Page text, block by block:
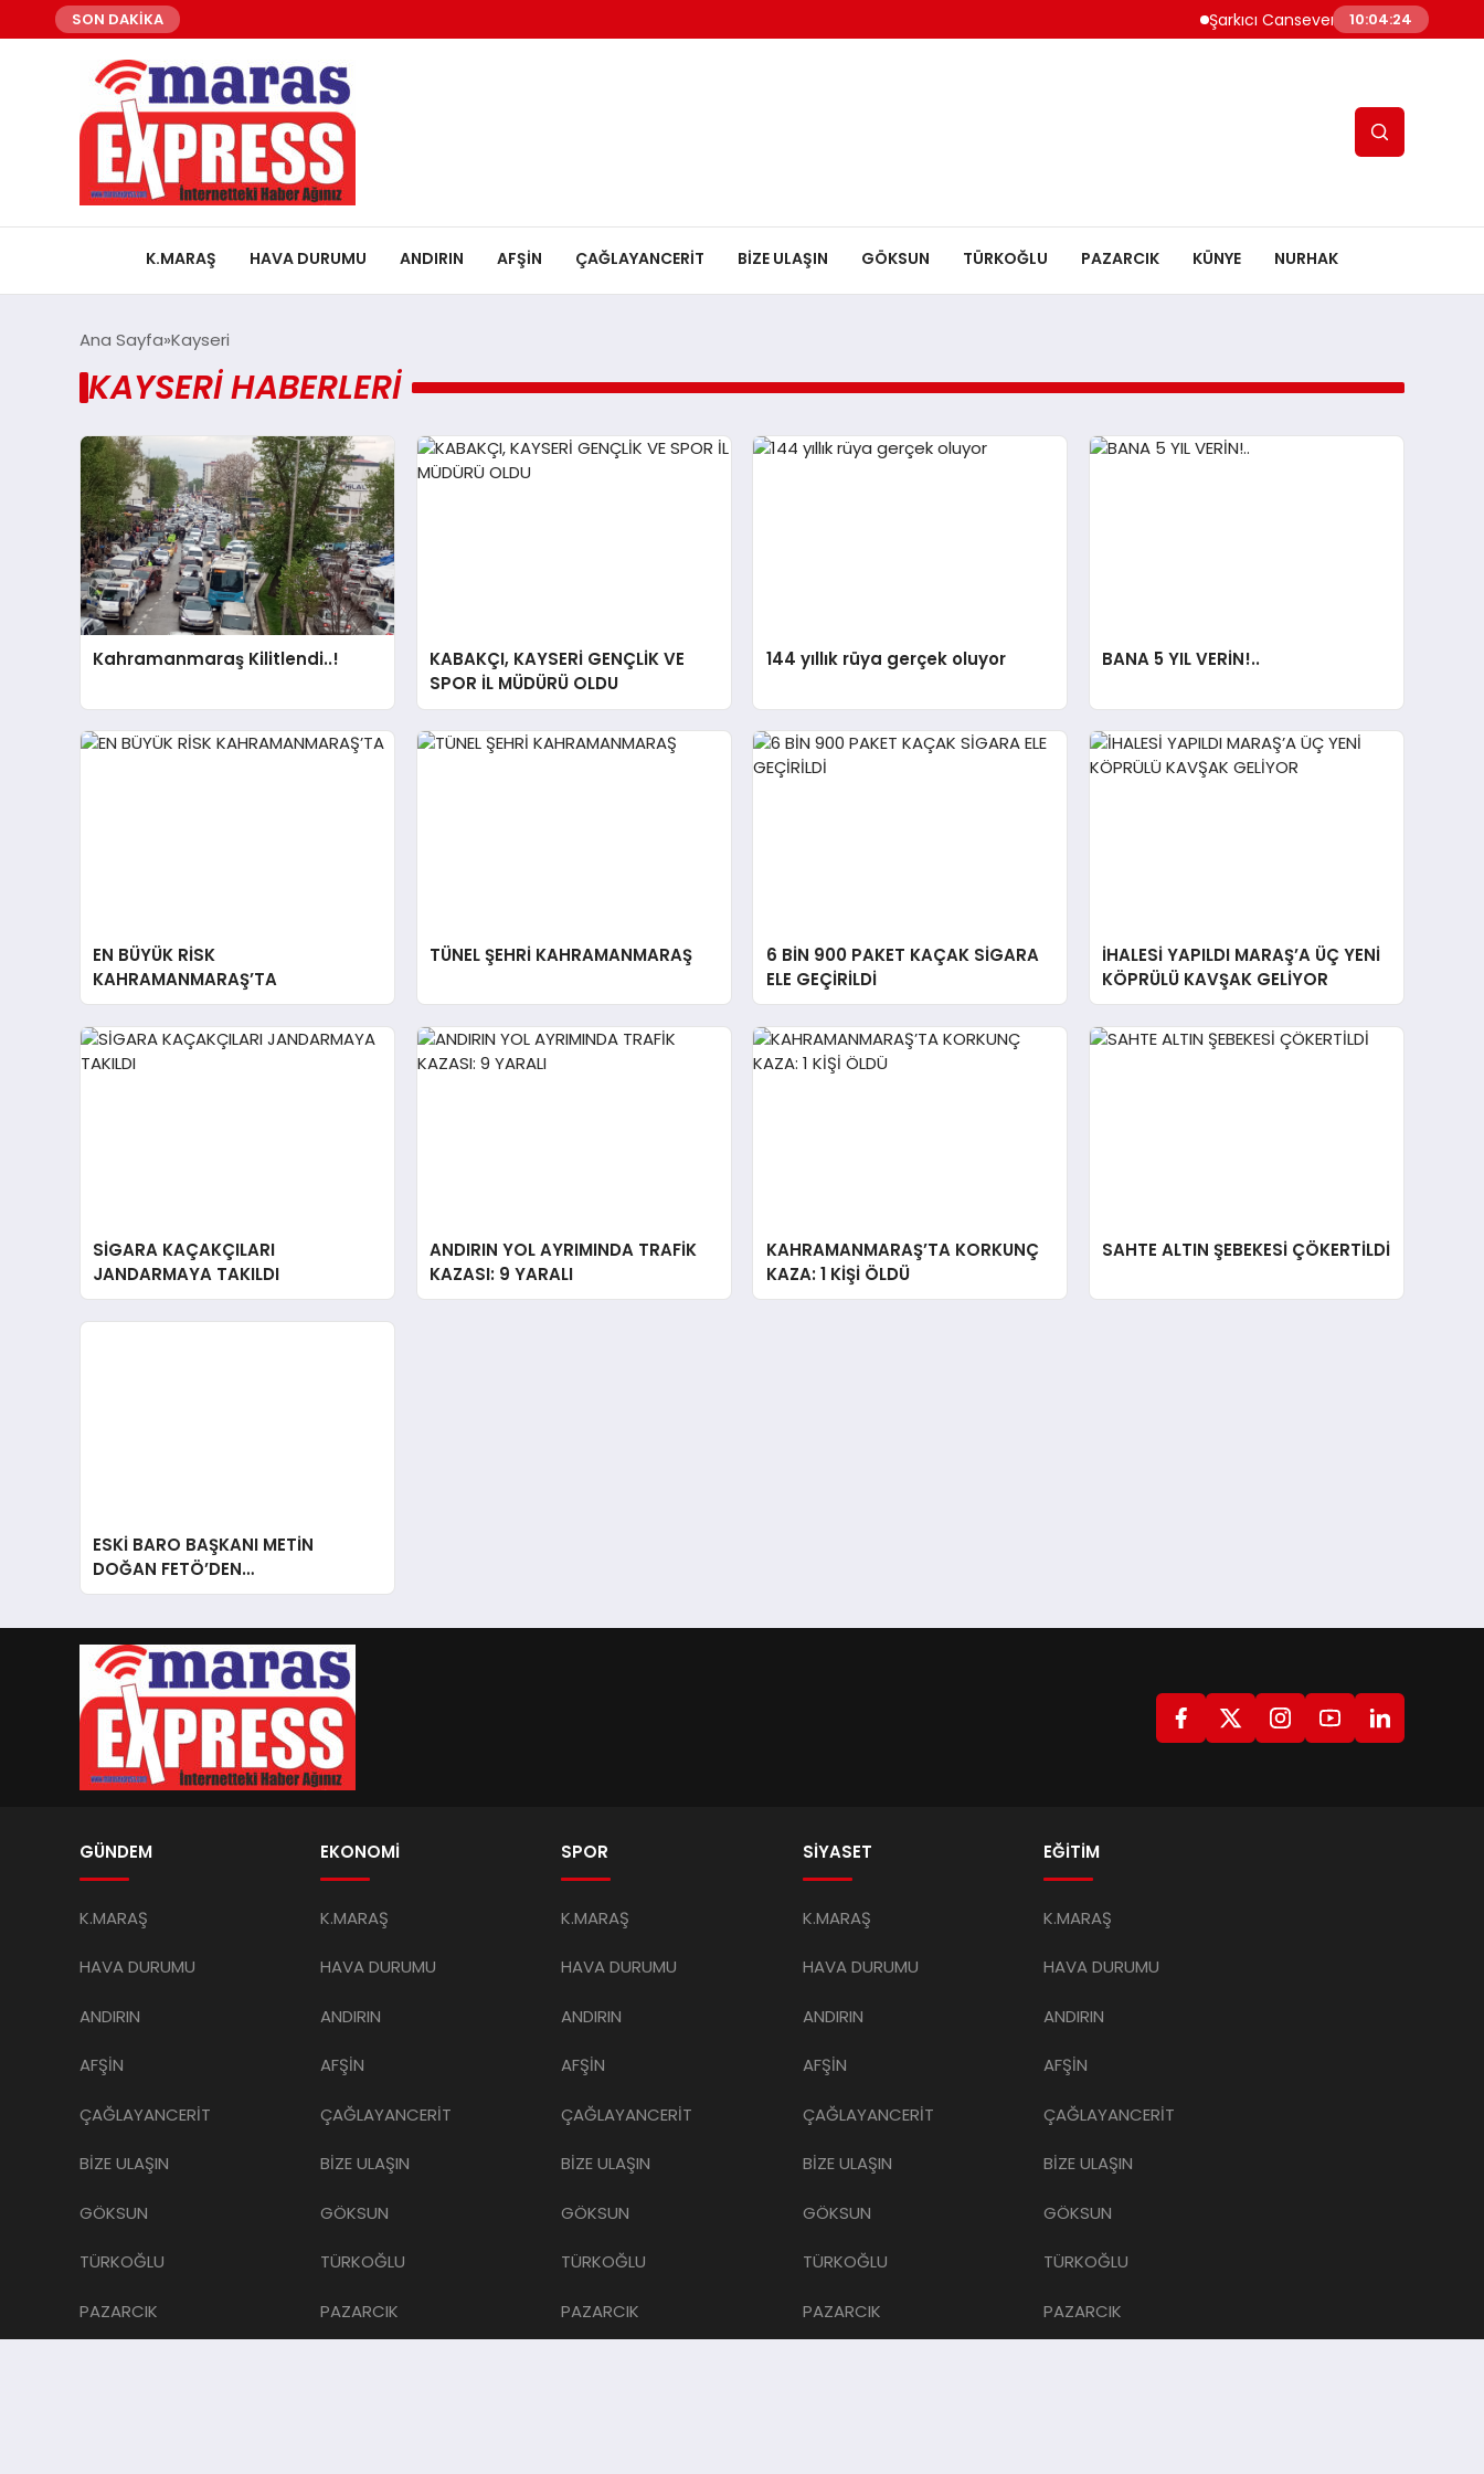
SON DAKİKA Şarkıcı Cansever Hayatını Kaybetti
10:04:25
K.MARAŞ HAVA DURUMU ANDIRIN AFŞİN ÇAĞLAYANCERİT BİZE ULAŞIN GÖKSUN TÜRKOĞLU PAZARCIK KÜNYE NURHAK
Ana Sayfa Kayseri
KAYSERI HABERLERI
Kahramanmaraş Kilitlendi..!
KABAKÇI, KAYSERİ GENÇLİK VE
SPOR İL MÜDÜRÜ OLDU
144 yıllık rüya gerçek oluyor BANA 5 YIL VERİN!..
EN BÜYÜK RİSK
KAHRAMANMARAŞ’TA
TÜNEL ŞEHRİ KAHRAMANMARAŞ
6 BİN 900 PAKET KAÇAK SİGARA
ELE GEÇİRİLDİ
İHALESİ YAPILDI MARAŞ’A ÜÇ YENİ
KÖPRÜLÜ KAVŞAK GELİYOR
SİGARA KAÇAKÇILARI
JANDARMAYA TAKILDI
ANDIRIN YOL AYRIMINDA TRAFİK
KAZASI: 9 YARALI
KAHRAMANMARAŞ’TA KORKUNÇ
KAZA: 1 KİŞİ ÖLDÜ
SAHTE ALTIN ŞEBEKESİ ÇÖKERTİLDİ
ESKİ BARO BAŞKANI METİN
DOĞAN FETÖ’DEN…
GÜNDEM
K.MARAŞ
HAVA DURUMU
ANDIRIN
AFŞİN
ÇAĞLAYANCERİT
BİZE ULAŞIN
GÖKSUN
TÜRKOĞLU
PAZARCIK
EKONOMİ
K.MARAŞ
HAVA DURUMU
ANDIRIN
AFŞİN
ÇAĞLAYANCERİT
BİZE ULAŞIN
GÖKSUN
TÜRKOĞLU
PAZARCIK
SPOR
K.MARAŞ
HAVA DURUMU
ANDIRIN
AFŞİN
ÇAĞLAYANCERİT
BİZE ULAŞIN
GÖKSUN
TÜRKOĞLU
PAZARCIK
SİYASET
K.MARAŞ
HAVA DURUMU
ANDIRIN
AFŞİN
ÇAĞLAYANCERİT
BİZE ULAŞIN
GÖKSUN
TÜRKOĞLU
PAZARCIK
EĞİTİM
K.MARAŞ
HAVA DURUMU
ANDIRIN
AFŞİN
ÇAĞLAYANCERİT
BİZE ULAŞIN
GÖKSUN
TÜRKOĞLU
PAZARCIK